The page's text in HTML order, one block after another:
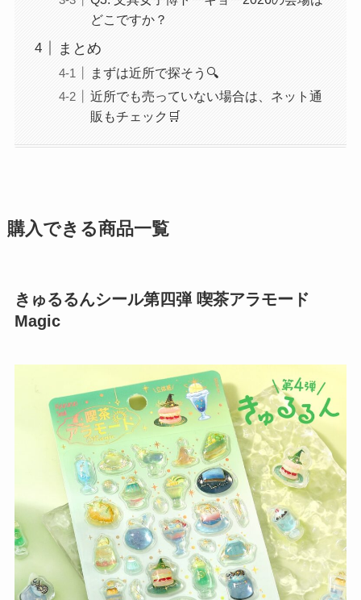
どこですか？
まとめ
まずは近所で探そう🔍
近所でも売っていない場合は、ネット通
販もチェック🛒
購入できる商品一覧
きゅるるんシール第四弾 喫茶アラモード
Magic